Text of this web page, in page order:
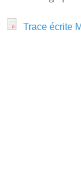
Trace écrite